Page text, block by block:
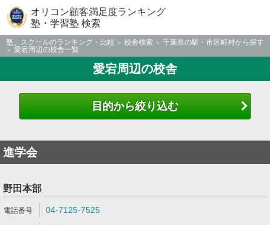
オリコン顧客満足度ランキング
塾・学習塾 検索
塾、スクールのランキング・比較 校舎検索
千葉県の駅・市区町村から探す
愛宕周辺の校舎一覧
愛宕周辺の校舎
目的から絞り込む
進学会
野田本部
04-7125-7525